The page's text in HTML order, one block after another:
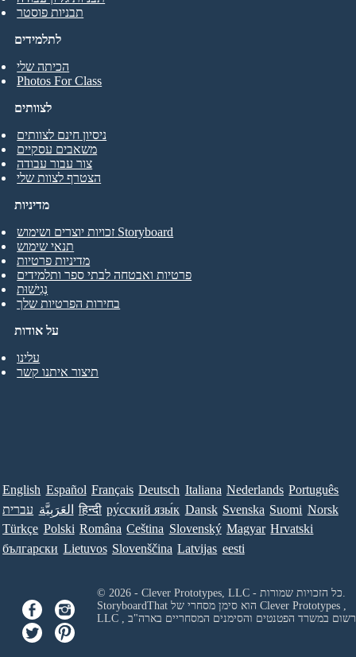
לתלמידים
הכיתה שלי
Photos For Class
תבניות פוסטר
לצוותים
ניסיון חינם לצוותים
משאבים עסקיים
צור עבור עבודה
הצטרף לצוות שלי
על אודות
עלינו
תיצור איתנו קשר
מדיניות
זכויות יוצרים ושימוש Storyboard
תנאי שימוש
מדיניות פרטיות
פרטיות ואבטחה לבתי ספר ותלמידים
נְגִישׁוּת
בחירות הפרטיות שלך
English Español Français Deutsch Italiana Nederlands Português
עברית العَرَبِيَّة हिन्दी ру́сский язы́к Dansk Svenska Suomi Norsk
Türkçe Polski Româna Ceština Slovenský Magyar Hrvatski
български Lietuvos Slovenščina Latvijas eesti
Clever Prototypes ,
LLC
ורשום במשרד הפטנטים והסימנים המסחריים בארה"ב